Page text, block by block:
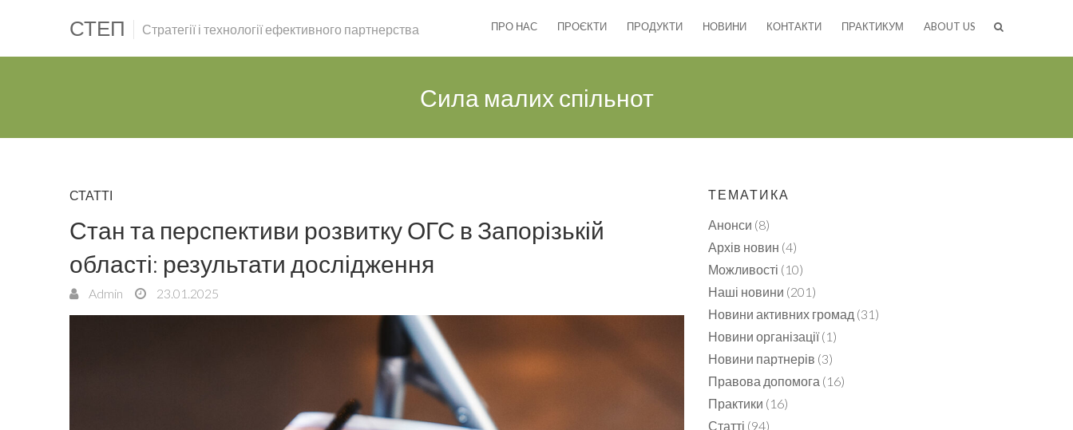
СТЕП Стратегії і технології ефективного партнерства ПРО НАС ПРОЄКТИ ПРОДУКТИ НОВИНИ КОНТАКТИ ПРАКТИКУМ ABOUT US
Сила малих спільнот
СТАТТІ
Стан та перспективи розвитку ОГС в Запорізькій
області: результати дослідження
Admin 23.01.2025
ТЕМАТИКА
Анонси (8)
Архів новин (4)
Можливості (10)
Наші новини (201)
Новини активних громад (31)
Новини організації(1)
Новини партнерів (3)
Правова допомога (16)
Практики (16)
Статті (94)